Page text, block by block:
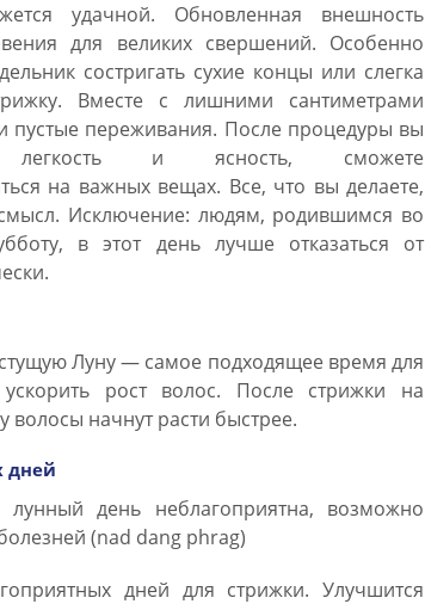
удачной. Обновленная внешность
для великих свершений. Особенно
состригать сухие концы или слегка
Вместе с лишними сантиметрами
пустые переживания. После процедуры вы
легкость и ясность, сможете
на важных вещах. Все, что вы делаете,
Исключение: людям, родившимся во
в этот день лучше отказаться от
Луну — самое подходящее время для
рост волос. После стрижки на
начнут расти быстрее.
дней
день неблагоприятна, возможно
(nad dang phrag)
дней для стрижки. Улучшится